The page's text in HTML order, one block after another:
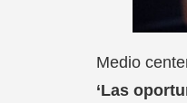
Medio
‘Las